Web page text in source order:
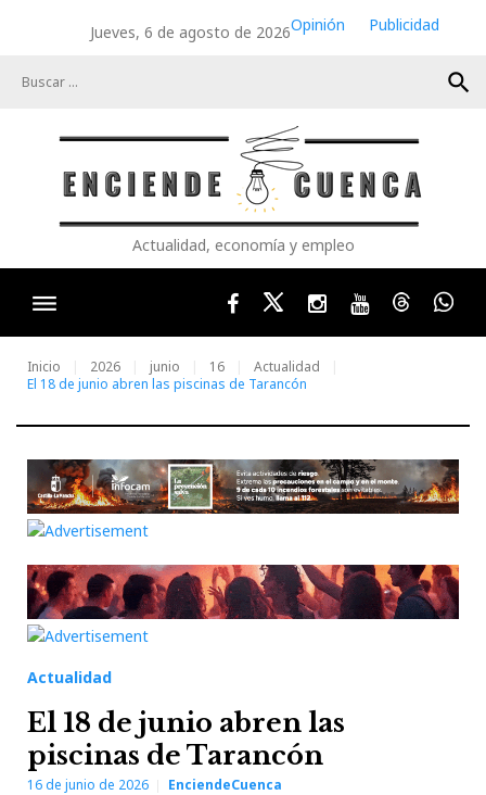
Jueves, 6 de agosto de 2026Opinión
Publicidad
search
Actualidad, economía y empleo
FacebookTwitterInstagram
YoutubeThreads
Inicio 2026 junio 16
Actualidad
El 18 de junio abren las piscinas de Tarancón
Actualidad
El 18 de junio abren las
piscinas de Tarancón
16 de junio de 2026 EnciendeCuenca